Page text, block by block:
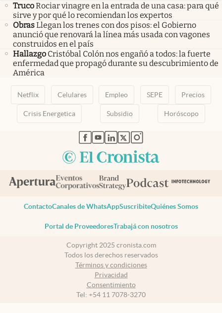
TrucoRociar vinagre en la entrada de una casa: para qué
sirve y por qué lo recomiendan los expertos
ObrasLlegan los trenes con dos pisos: el Gobierno
anunció que renovará la línea más usada con vagones
construidos en el país
Hallazgo Cristóbal Colón nos engañó a todos: la fuerte
enfermedad que propagó durante su descubrimiento de
América
Netflix Celulares Empleo SEPE Precios
Crisis Energetica Subsidio Horóscopo
abre en nueva pestaña
abre en nueva pestaña
abre en nueva pestaña
abre en nueva pestaña
abre en nueva pestaña
ContactoCanales de WhatsAppSuscribiteQuiénes Somos
Portal de ProveedoresTrabajá con nosotros
Copyright 2025 cronista.com
Todos los derechos reservados
Términos y condiciones
Privacidad
Consentimiento
Tel: +54 11 7078-3270